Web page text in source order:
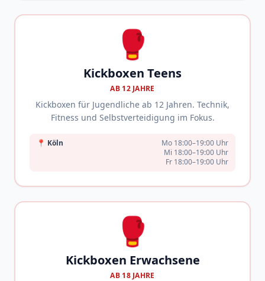
🥊
Kickboxen Teens
AB 12 JAHRE
Kickboxen für Jugendliche ab 12 Jahren. Technik,
Fitness und Selbstverteidigung im Fokus.
📍 Köln
Mo 18:00–19:00 Uhr
Mi 18:00–19:00 Uhr
Fr 18:00–19:00 Uhr
🥊
Kickboxen Erwachsene
AB 18 JAHRE